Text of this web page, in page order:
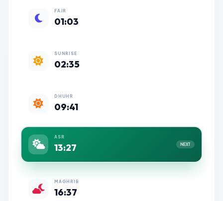
FAJR
01:03
SUNRISE
02:35
DHUHR
09:41
ASR
13:27 NEXT
MAGHRIB
16:37